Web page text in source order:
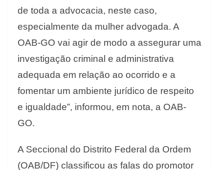
de toda a advocacia, neste caso,
especialmente da mulher advogada. A
OAB-GO vai agir de modo a assegurar uma
investigação criminal e administrativa
adequada em relação ao ocorrido e a
fomentar um ambiente jurídico de respeito
e igualdade”, informou, em nota, a OAB-
GO.
A Seccional do Distrito Federal da Ordem
(OAB/DF) classificou as falas do promotor